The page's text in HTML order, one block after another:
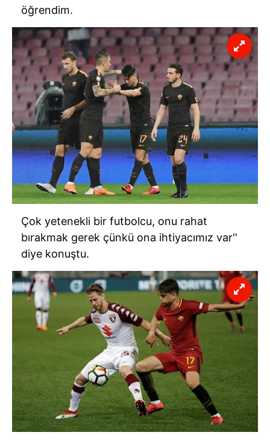
öğrendim.
Çok yetenekli bir futbolcu, onu rahat
bırakmak gerek çünkü ona ihtiyacımız var''
diye konuştu.